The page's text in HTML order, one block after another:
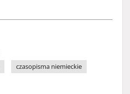
czasopisma niemieckie